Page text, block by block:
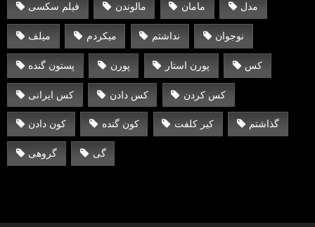
فیلم سکسی مالوندن مامان مدل
میلف میکردم نداشتم نوجوان
پستون گنده پورن پورن استار کس
کس ایرانی کس دادن کس کردن
کون دادن کون گنده کیر کلفت گذاشتم
گروهی گی